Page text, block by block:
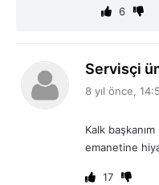
6
Servisçi
8 yıl önce,
Kalk
emanetine
17